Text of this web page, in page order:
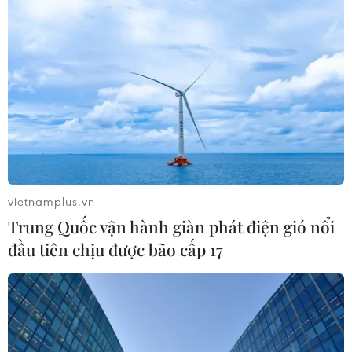
05/08/2026 12:29
Mỹ truy tố đối tượng bị bắt tại sân
golf của Tổng thống Trump
05/08/2026 06:57
Mỹ cấm xuất khẩu vật liệu pin tái chế
05/08/2026 06:53
Brazil hạ cấp quan hệ với Argentina,
căng thẳng ngoại giao với Mỹ
05/08/2026 03:55
vietnamplus.vn
Trung Quốc vận hành giàn phát điện gió nổi
đầu tiên chịu được bão cấp 17